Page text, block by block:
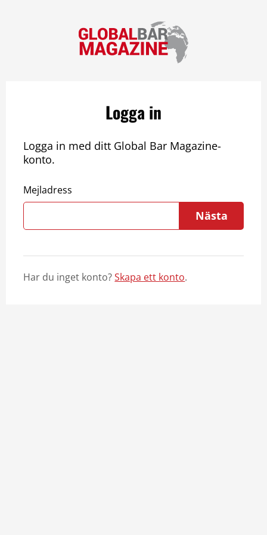
Logga in
Logga in med ditt Global Bar Magazine-
konto.
Mejladress
Nästa
Har du inget konto?Skapa ett konto.